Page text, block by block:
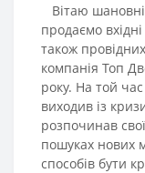
Вітаю
продаємо
також
компанія Топ
року. На той
виходив із
розпочинав
пошуках нових
способів бути